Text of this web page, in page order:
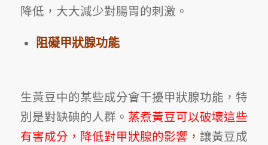
降低，大大減少對腸胃的刺激。
阻礙甲狀腺功能
生黃豆中的某些成分會干擾甲狀腺功能 ，特
別是對缺碘的人群。 蒸煮黃豆可以破壞這些
有害成分，降低對甲狀腺的影響 ，讓黃豆成